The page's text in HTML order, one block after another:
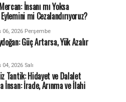
İnsanı mı Yoksa
mi Cezalandırıyoruz?
06, 2026 Perşembe
Güç Artarsa, Yük Azalır
2026 Salı
Tantik: Hidayet ve Dalalet
İnsan: İrade, Arınma ve İlahi